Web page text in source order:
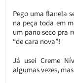
Pego uma flanela
na peça toda em
um pano seco pra
“de cara nova”!
Já usei Creme
algumas vezes,